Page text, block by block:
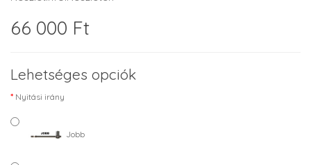
66 000 Ft
Lehetséges opciók
Nyitási irány
Jobb